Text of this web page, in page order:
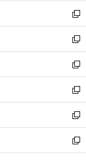
ド
ウ
で
開
く
ウ
ィ
ン
ド
ウ
で
開
く
し
い
ウ
ィ
ン
ド
ウ
で
開
く
新
し
い
ウ
ィ
ン
ド
ウ
で
開
く
新
し
い
ウ
ィ
ン
ド
ウ
で
開
新
し
い
ウ
ィ
ン
ド
ウ
新
し
い
ウ
ィ
ン
新
し
い
ウ
新
し